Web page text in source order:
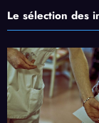
Le sélection des